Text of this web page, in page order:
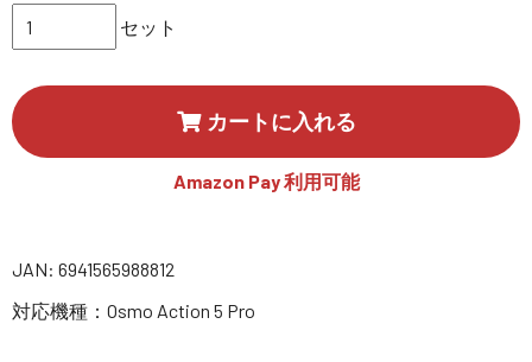
コーポレートサイト
セット
カートに入れる
Amazon Pay 利用可能
JAN: 6941565988812
対応機種：Osmo Action 5 Pro